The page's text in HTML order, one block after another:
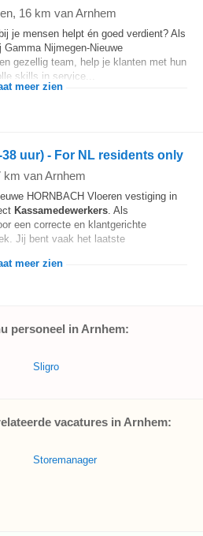
, 16 km van Arnhem
je mensen helpt én goed verdient? Als
Gamma Nijmegen-Nieuwe
gezellig team, help je klanten met hun
skills in service...
meer zien
uur) - For NL residents only
km van Arnhem
HORNBACH Vloeren vestiging in
Kassamedewerkers. Als
een correcte en klantgerichte
Jij bent vaak het laatste
meer zien
personeel in Arnhem:
Sligro
vacatures in Arnhem:
Storemanager